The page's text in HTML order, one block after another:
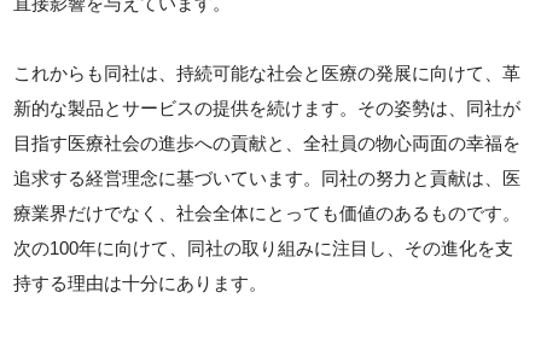
これからも同社は、持続可能な社会と医療の発展に向けて、革
新的な製品とサービスの提供を続けます。その姿勢は、同社が
目指す医療社会の進歩への貢献と、全社員の物心両面の幸福を
追求する経営理念に基づいています。同社の努力と貢献は、医
療業界だけでなく、社会全体にとっても価値のあるものです。
次の100年に向けて、同社の取り組みに注目し、その進化を支
持する理由は十分にあります。